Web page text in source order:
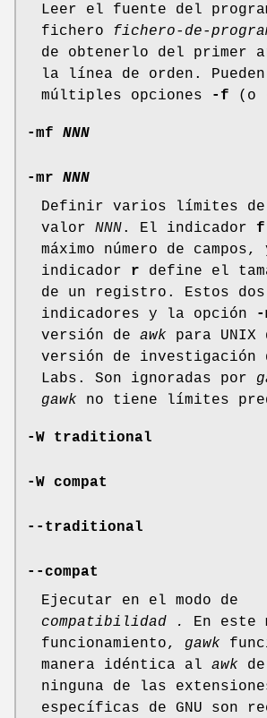
Leer el fuente del
fichero fichero-de-
de obtenerlo del primer
la línea de orden.
múltiples opciones
-f (o
-mf NNN
-mr NNN
Definir varios límites de
valor NNN. El indicador f
máximo número de
indicador r define el
de un registro. Estos dos
indicadores y la opción
-
versión de awk para UNIX
versión de investigación
Labs. Son ignoradas por
gawk no tiene límites
-W traditional
-W compat
--traditional
--compat
Ejecutar en el modo de
compatibilidad .
En este
funcionamiento, gawk
manera idéntica al awk
ninguna de las
específicas de GNU son